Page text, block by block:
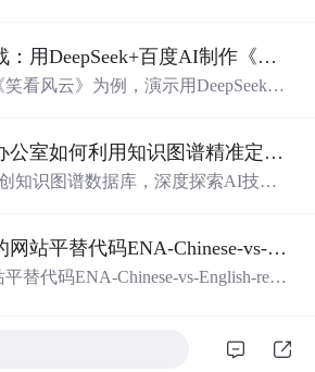
够深刻体验到人物的情感波动和心
剪映专业版实战：用DeepSeek+百度AI制作《笑看风云》经典MV
看风云》为例，演示用DeepSeek、
分类的搜索建议：风云天空呼应主
，人物背影承载回忆，港风怀旧还
节拍I”生成蓝色节奏点，逐句添加
选所有歌词批量设置字体样式与动
场并“应用全部
高校技术转移办公室如何利用知识图谱精准定位产业需求与技术适配点？.docx
知识图谱数据库，深度探索AI技术
决方案，推动科技创新与产业创新认知网络分析的网站平替代码ENA-Chinese-vs-English-reproducible.zip
替代码ENA-Chinese-vs-English-repro